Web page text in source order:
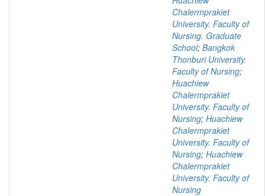
Chalermprakiet
University. Faculty of
Nursing. Graduate
School; Bangkok
Thonburi University.
Faculty of Nursing;
Huachiew
Chalermprakiet
University. Faculty of
Nursing; Huachiew
Chalermprakiet
University. Faculty of
Nursing; Huachiew
Chalermprakiet
University. Faculty of
Nursing